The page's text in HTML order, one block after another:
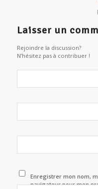
Laisser un
Rejoindre la discussion?
N’hésitez pas à contribuer !
Enregistrer mon nom,
navigateur pour mon